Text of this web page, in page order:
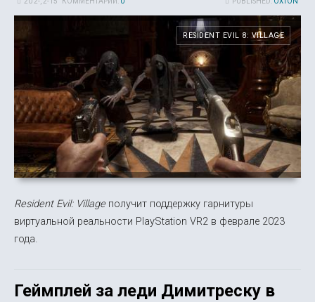
RESIDENT EVIL 8: VILLAGE
Resident Evil: Villageполучит поддержку гарнитуры
виртуальной реальности PlayStation VR2 в феврале 2023
года.
Геймплей за леди Димитреску в